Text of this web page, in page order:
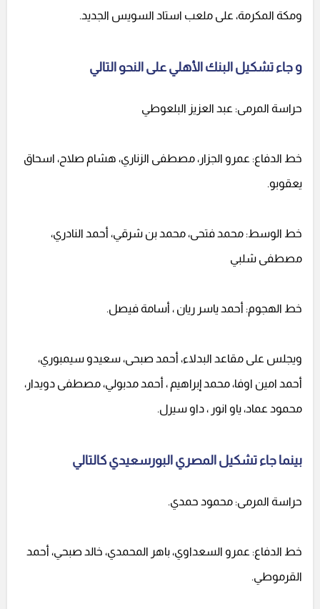
ومكة المكرمة، على ملعب استاد السويس الجديد.
و جاء تشكيل البنك الأهلي على النحو التالي
حراسة المرمى: عبد العزيز البلعوطي
خط الدفاع: عمرو الجزار، مصطفى الزناري، هشام صلاح، اسحاق
يعقوبو.
خط الوسط: محمد فتحى، محمد بن شرقي، أحمد النادري،
مصطفى شلبي
خط الهجوم: أحمد ياسر ريان ، أسامة فيصل.
ويجلس على مقاعد البدلاء، أحمد صبحى، سعيدو سيمبوري،
أحمد امين اوفا، محمد إبراهيم ، أحمد مدبولي، مصطفى دويدار،
محمود عماد، ياو انور ، داو سيرل.
بينما جاء تشكيل المصري البورسعيدي كالتالي
حراسة المرمى: محمود حمدي.
خط الدفاع: عمرو السعداوي، باهر المحمدي، خالد صبحي، أحمد
القرموطي.